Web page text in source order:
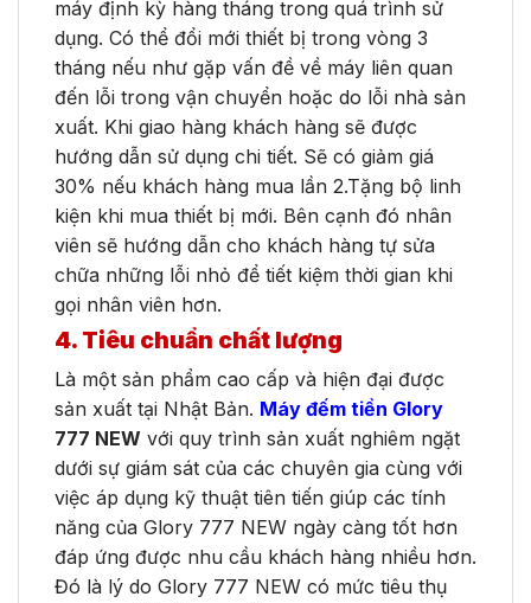
máy định kỳ hàng tháng trong quá trình sử
dụng. Có thể đổi mới thiết bị trong vòng 3
tháng nếu như gặp vấn đề về máy liên quan
đến lỗi trong vận chuyển hoặc do lỗi nhà sản
xuất. Khi giao hàng khách hàng sẽ được
hướng dẫn sử dụng chi tiết. Sẽ có giảm giá
30% nếu khách hàng mua lần 2.Tặng bộ linh
kiện khi mua thiết bị mới. Bên cạnh đó nhân
viên sẽ hướng dẫn cho khách hàng tự sửa
chữa những lỗi nhỏ để tiết kiệm thời gian khi
gọi nhân viên hơn.
4. Tiêu chuẩn chất lượng
Là một sản phẩm cao cấp và hiện đại được
sản xuất tại Nhật Bản. Máy đếm tiền Glory
777 NEW với quy trình sản xuất nghiêm ngặt
dưới sự giám sát của các chuyên gia cùng với
việc áp dụng kỹ thuật tiên tiến giúp các tính
năng của Glory 777 NEW ngày càng tốt hơn
đáp ứng được nhu cầu khách hàng nhiều hơn.
Đó là lý do Glory 777 NEW có mức tiêu thụ